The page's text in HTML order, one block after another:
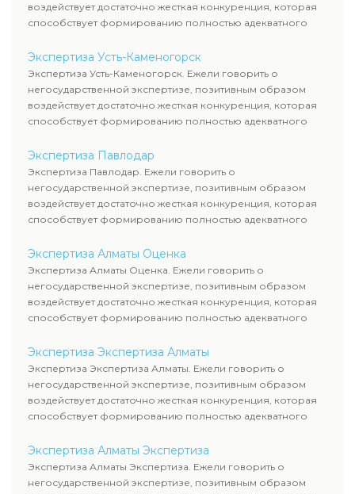
воздействует достаточно жесткая конкуренция, которая
способствует формированию полностью адекватного
Экспертиза Усть-Каменогорск
Экспертиза Усть-Каменогорск. Ежели говорить о
негосударственной экспертизе, позитивным образом
воздействует достаточно жесткая конкуренция, которая
способствует формированию полностью адекватного
Экспертиза Павлодар
Экспертиза Павлодар. Ежели говорить о
негосударственной экспертизе, позитивным образом
воздействует достаточно жесткая конкуренция, которая
способствует формированию полностью адекватного
Экспертиза Алматы Оценка
Экспертиза Алматы Оценка. Ежели говорить о
негосударственной экспертизе, позитивным образом
воздействует достаточно жесткая конкуренция, которая
способствует формированию полностью адекватного
Экспертиза Экспертиза Алматы
Экспертиза Экспертиза Алматы. Ежели говорить о
негосударственной экспертизе, позитивным образом
воздействует достаточно жесткая конкуренция, которая
способствует формированию полностью адекватного
Экспертиза Алматы Экспертиза
Экспертиза Алматы Экспертиза. Ежели говорить о
негосударственной экспертизе, позитивным образом